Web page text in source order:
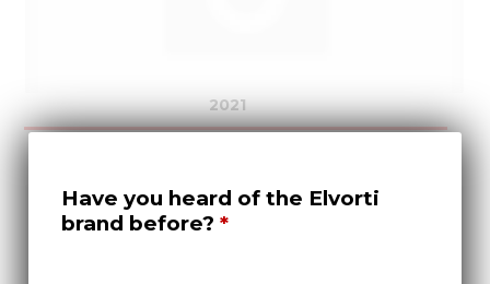
2021
Have you heard of the Elvorti
brand before?